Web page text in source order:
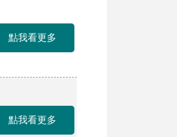
點我看更多
點我看更多